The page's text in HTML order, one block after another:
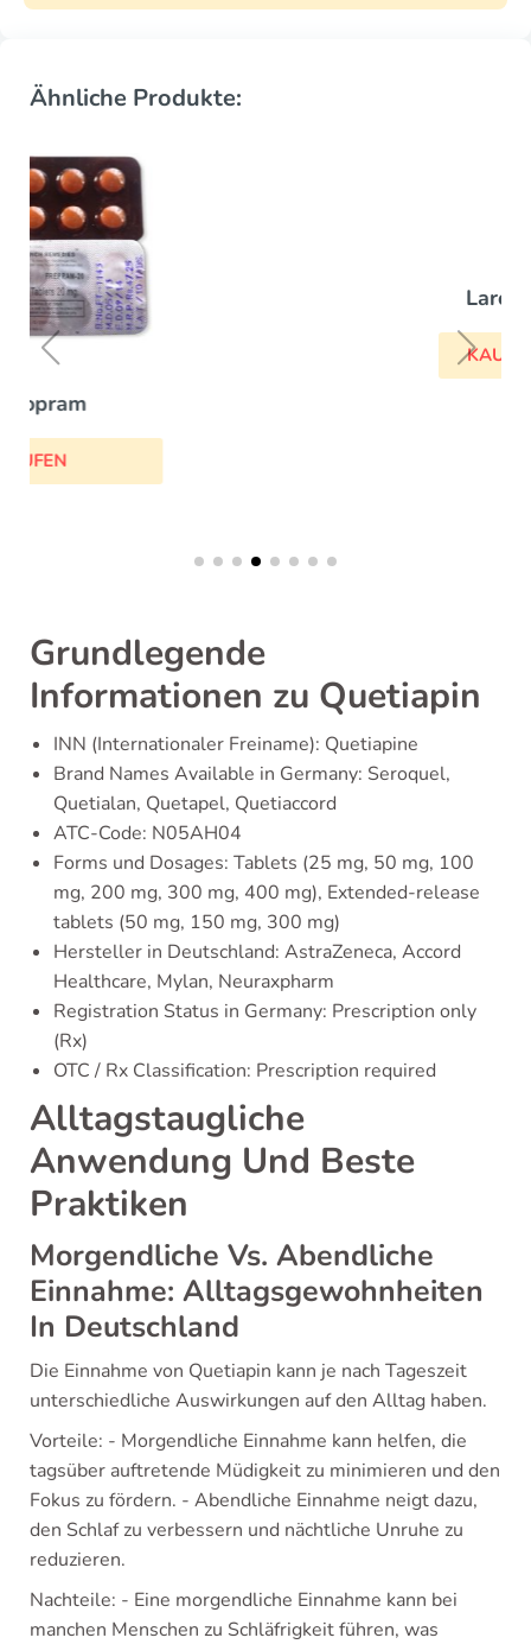
Ähnliche Produkte:
Grundlegende
Informationen zu Quetiapin
INN (Internationaler Freiname): Quetiapine
Brand Names Available in Germany: Seroquel,
Quetialan, Quetapel, Quetiaccord
ATC-Code: N05AH04
Forms und Dosages: Tablets (25 mg, 50 mg, 100
mg, 200 mg, 300 mg, 400 mg), Extended-release
tablets (50 mg, 150 mg, 300 mg)
Hersteller in Deutschland: AstraZeneca, Accord
Healthcare, Mylan, Neuraxpharm
Registration Status in Germany: Prescription only
(Rx)
OTC / Rx Classification: Prescription required
Alltagstaugliche
Anwendung Und Beste
Praktiken
Morgendliche Vs. Abendliche
Einnahme: Alltagsgewohnheiten
In Deutschland
Die Einnahme von Quetiapin kann je nach Tageszeit
unterschiedliche Auswirkungen auf den Alltag haben.
Vorteile: - Morgendliche Einnahme kann helfen, die
tagsüber auftretende Müdigkeit zu minimieren und den
Fokus zu fördern. - Abendliche Einnahme neigt dazu,
den Schlaf zu verbessern und nächtliche Unruhe zu
reduzieren.
Nachteile: - Eine morgendliche Einnahme kann bei
manchen Menschen zu Schläfrigkeit führen, was